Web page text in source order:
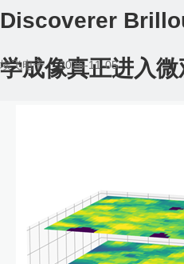
Discoverer
学成像真正进入
埃飞电子 2025-11-05